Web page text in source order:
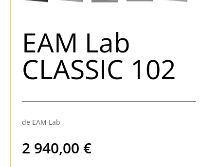
EAM Lab
CLASSIC 102
de EAM Lab
2 940,00 €